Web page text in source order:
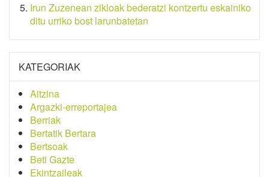
Irun Zuzenean zikloak bederatzi kontzertu eskainiko
ditu urriko bost larunbatetan
KATEGORIAK
Aitzina
Argazki-erreportajea
Berriak
Bertatik Bertara
Bertsoak
Beti Gazte
Ekintzaileak